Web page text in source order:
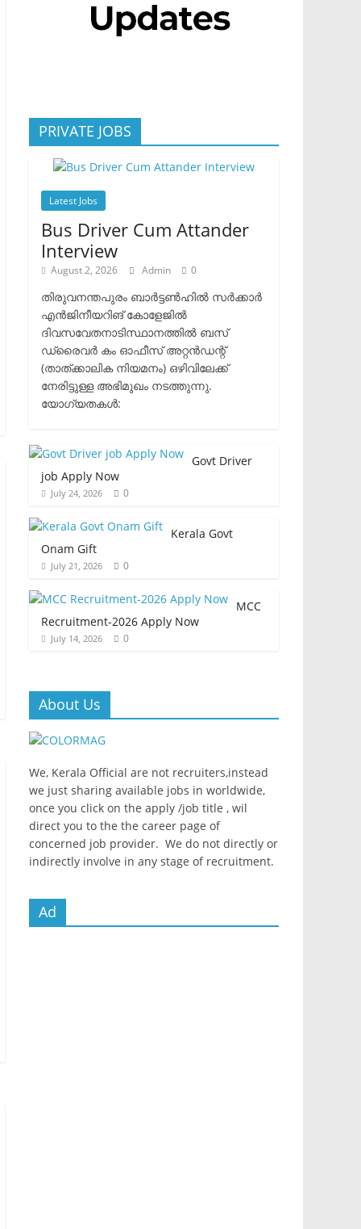
PRIVATE JOBS
Latest Jobs
Bus Driver Cum Attander
Interview
August 2, 2026 Admin 0
തിരുവനന്തപുരം ബാർട്ടൺഹിൽ സർക്കാർ
എൻജിനീയറിങ് കോളേജിൽ
ദിവസവേതനാടിസ്ഥാനത്തിൽ ബസ്
ഡ്രൈവർ കം ഓഫീസ് അറ്റൻഡന്റ്
(താത്ക്കാലിക നിയമനം) ഒഴിവിലേക്ക്
നേരിട്ടുള്ള അഭിമുഖം നടത്തുന്നു.​
യോഗ്യതകൾ:
Govt Driver
job Apply Now
July 24, 2026 0
Kerala Govt
Onam Gift
July 21, 2026 0
MCC
Recruitment-2026 Apply Now
July 14, 2026 0
About Us
We, Kerala Official are not recruiters,instead
we just sharing available jobs in worldwide,
once you click on the apply /job title , wil
direct you to the the career page of
concerned job provider. We do not directly or
indirectly involve in any stage of recruitment.
Ad